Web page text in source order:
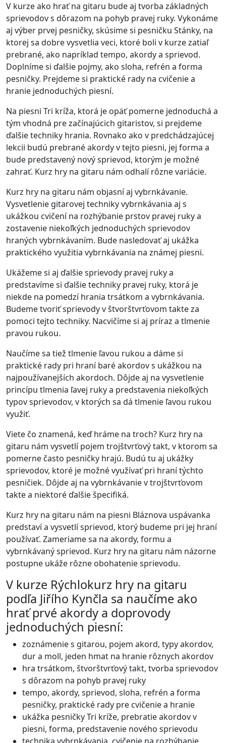
V kurze ako hrať na gitaru bude aj tvorba základných
sprievodov s dôrazom na pohyb pravej ruky. Vykonáme
aj výber prvej pesničky, skúsime si pesničku Stánky, na
ktorej sa dobre vysvetlia veci, ktoré boli v kurze zatiaľ
prebrané, ako napríklad tempo, akordy a sprievod.
Doplníme si ďalšie pojmy, ako sloha, refrén a forma
pesničky. Prejdeme si praktické rady na cvičenie a
hranie jednoduchých piesní.
Na piesni Tri kríža, ktorá je opäť pomerne jednoduchá a
tým vhodná pre začínajúcich gitaristov, si prejdeme
ďalšie techniky hrania. Rovnako ako v predchádzajúcej
lekcii budú prebrané akordy v tejto piesni, jej forma a
bude predstavený nový sprievod, ktorým je možné
zahrať. Kurz hry na gitaru nám odhalí rôzne variácie.
Kurz hry na gitaru nám objasní aj vybrnkávanie.
Vysvetlenie gitarovej techniky vybrnkávania aj s
ukážkou cvičení na rozhýbanie prstov pravej ruky a
zostavenie niekoľkých jednoduchých sprievodov
hraných vybrnkávaním. Bude nasledovať aj ukážka
praktického využitia vybrnkávania na známej piesni.
Ukážeme si aj ďalšie sprievody pravej ruky a
predstavíme si ďalšie techniky pravej ruky, ktorá je
niekde na pomedzí hrania trsátkom a vybrnkávania.
Budeme tvoriť sprievody v štvorštvrťovom takte za
pomoci tejto techniky. Nacvičíme si aj príraz a tlmenie
pravou rukou.
Naučíme sa tiež tlmenie ľavou rukou a dáme si
praktické rady pri hraní baré akordov s ukážkou na
najpoužívanejších akordoch. Dôjde aj na vysvetlenie
princípu tlmenia ľavej ruky a predstavenia niekoľkých
typov sprievodov, v ktorých sa dá tlmenie ľavou rukou
využiť.
Viete čo znamená, keď hráme na troch? Kurz hry na
gitaru nám vysvetlí pojem trojštvrťový takt, v ktorom sa
pomerne často pesničky hrajú. Budú tu aj ukážky
sprievodov, ktoré je možné využívať pri hraní týchto
pesničiek. Dôjde aj na vybrnkávanie v trojštvrťovom
takte a niektoré ďalšie špecifiká.
Kurz hry na gitaru nám na piesni Bláznova uspávanka
predstaví a vysvetlí sprievod, ktorý budeme pri jej hraní
používať. Zameriame sa na akordy, formu a
vybrnkávaný sprievod. Kurz hry na gitaru nám názorne
postupne ukáže rôzne obohatenie sprievodu.
V kurze Rýchlokurz hry na gitaru
podľa Jiřího Kynčla sa naučíme ako
hrať prvé akordy a doprovody
jednoduchých piesní:
zoznámenie s gitarou, pojem akord, typy akordov,
dur a moll, jeden hmat na hranie rôznych akordov
hra trsátkom, štvorštvrťový takt, tvorba sprievodov
s dôrazom na pohyb pravej ruky
tempo, akordy, sprievod, sloha, refrén a forma
pesničky, praktické rady pre cvičenie a hranie
ukážka pesničky Tri kríže, prebratie akordov v
piesni, forma, predstavenie nového sprievodu